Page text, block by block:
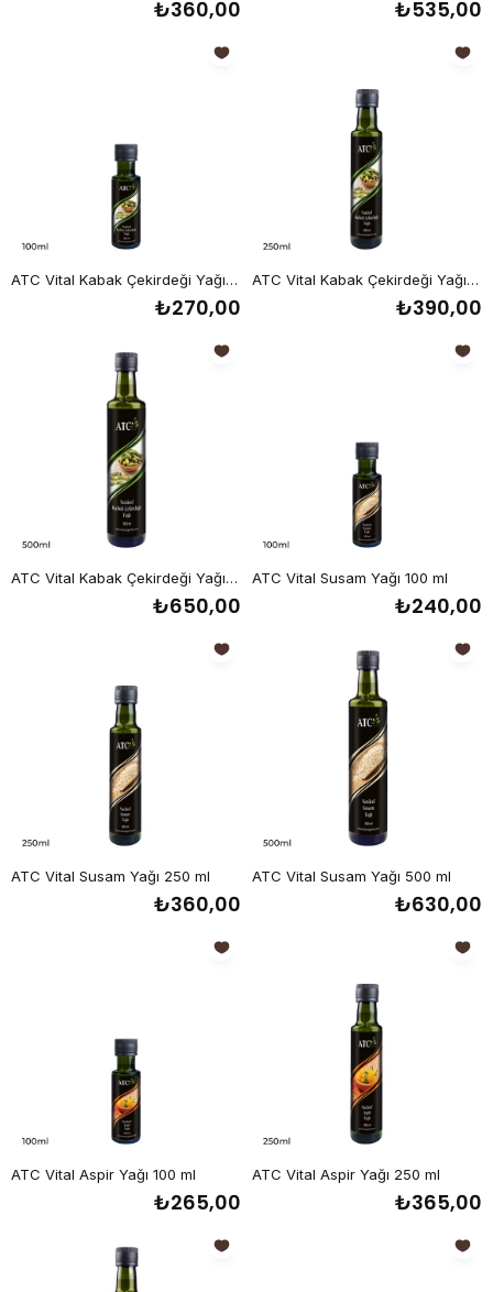
₺360,00 ₺535,00
ATC Vital Kabak Çekirdeği Yağı 100 ml
₺270,00
ATC Vital Kabak Çekirdeği Yağı 250 ml
₺390,00
ATC Vital Kabak Çekirdeği Yağı 500 ml
₺650,00
ATC Vital Susam Yağı 100 ml
₺240,00
ATC Vital Susam Yağı 250 ml
₺360,00
ATC Vital Susam Yağı 500 ml
₺630,00
ATC Vital Aspir Yağı 100 ml
₺265,00
ATC Vital Aspir Yağı 250 ml
₺365,00